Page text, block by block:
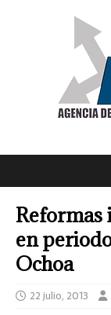
Reformas
en
Ochoa
22 julio, 2013